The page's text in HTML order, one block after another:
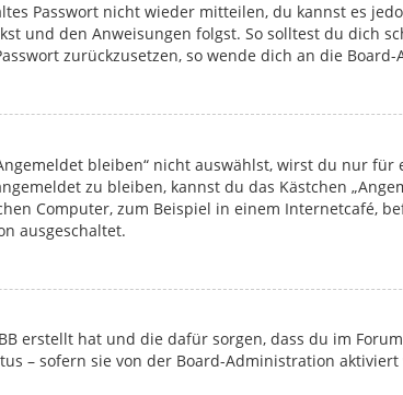
Passwort nicht wieder mitteilen, du kannst es
und den Anweisungen folgst. So solltest du dich
zurückzusetzen, so wende dich an die
bleiben“ nicht auswählst, wirst du nur
zu bleiben, kannst du das Kästchen
Computer, zum Beispiel in einem Internetcafé,
ausgeschaltet.
erstellt hat und die dafür sorgen, dass du im
– sofern sie von der Board-Administration